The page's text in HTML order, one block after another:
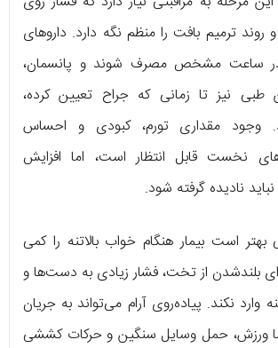
روند ترمیم بافت را منظم نگه دارد. داروهای
در ساعت مشخص مصرف شوند و پانسمان،
نیز تا زمانی که جراح تعیین کرده،
وجود مقداری تورم، کبودی و احساس
نخست قابل انتظار است، اما افزایش
نادیده گرفته شود.
بهتر است بیمار هنگام خواب بالاتنه را کمی
برای بلندشدن از تخت، فشار زیادی به دست‌ها و
نکند. پیاده‌روی آرام می‌تواند به جریان
ورزش، حمل وسایل سنگین و حرکات کششی